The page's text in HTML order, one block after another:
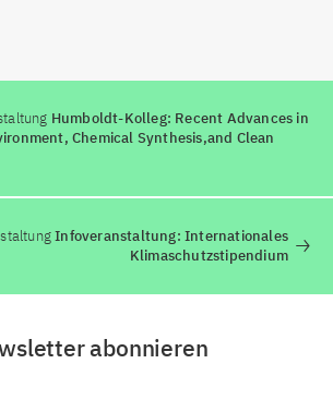
Humboldt-Kolleg: Recent Advances in
Chemical Synthesis,and Clean
Infoveranstaltung: Internationales
Klimaschutzstipendium
abonnieren